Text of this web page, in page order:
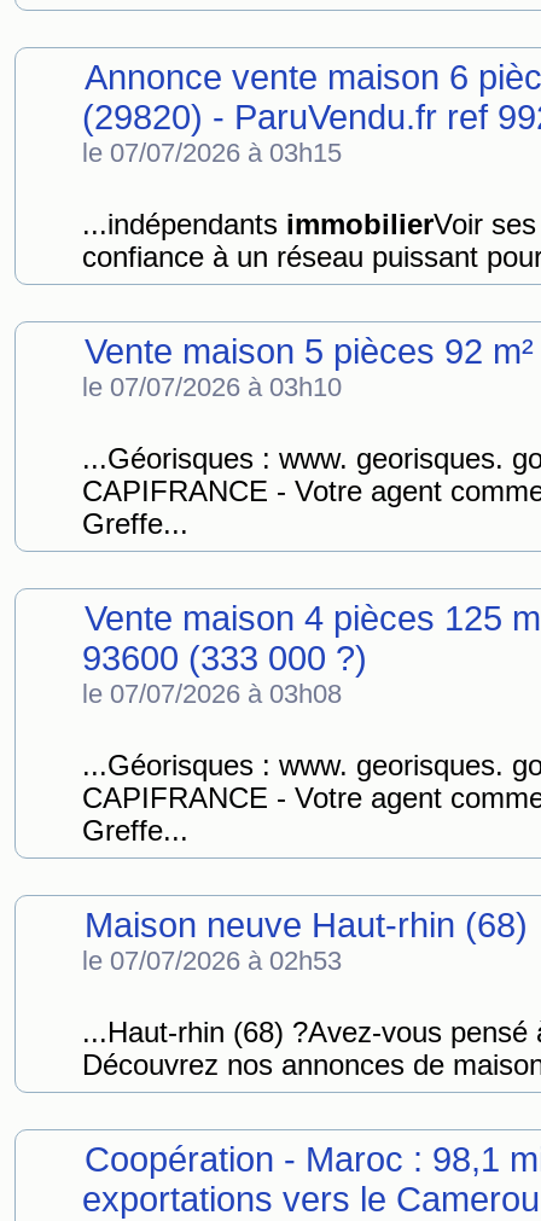
Annonce vente maison 6
(29820) - ParuVendu.fr ref
le 07/07/2026 à 03h15
...indépendants immobilierVoir
confiance à un réseau puissant
Vente maison 5 pièces 92
le 07/07/2026 à 03h10
...Géorisques : www. georisques.
CAPIFRANCE - Votre agent
Greffe...
Vente maison 4 pièces 125
93600 (333 000 ?)
le 07/07/2026 à 03h08
...Géorisques : www. georisques.
CAPIFRANCE - Votre agent
Greffe...
Maison neuve Haut-rhin (68)
le 07/07/2026 à 02h53
...Haut-rhin (68) ?Avez-vous pensé
Découvrez nos annonces de
Coopération - Maroc : 98,1
exportations vers le